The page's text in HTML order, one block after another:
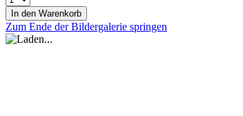
In den Warenkorb
Zum Ende der Bildergalerie springen